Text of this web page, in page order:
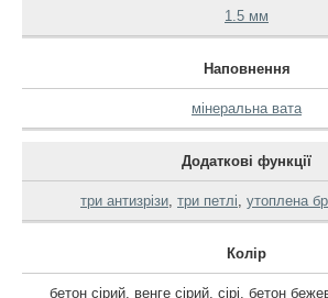
1.5 мм
Наповнення
мінеральна вата
Додаткові функції
три антизрізи, три петлі, утоплена
Колір
бетон сірий, венге сірий, сірі, бетон